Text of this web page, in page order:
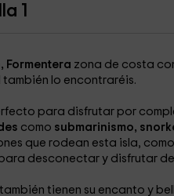
1
Formentera zona de costa
lo encontraréis.
para disfrutar por
como submarinismo,
que rodean esta isla,
desconectar y disfrutar
tienen su encanto y